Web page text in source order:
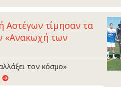
Αστέγων τίμησαν τα
«Ανακωχή των
τον κόσμο»